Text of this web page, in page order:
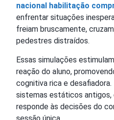
nacional habilitação
enfrentar situações
freiam bruscamente,
pedestres distraídos.
Essas simulações
reação do aluno,
cognitiva rica e
sistemas estáticos
responde às decisões do
sessão única.